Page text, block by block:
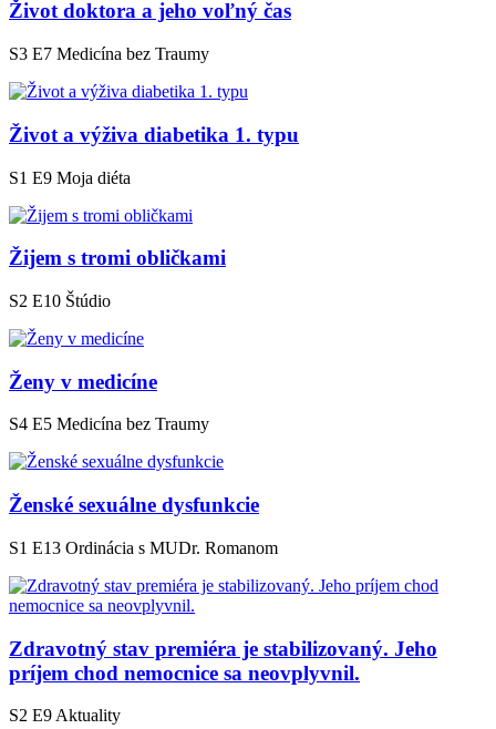
Život doktora a jeho voľný čas
S3 E7 Medicína bez Traumy
Život a výživa diabetika 1. typu
S1 E9 Moja diéta
Žijem s tromi obličkami
S2 E10 Štúdio
Ženy v medicíne
S4 E5 Medicína bez Traumy
Ženské sexuálne dysfunkcie
S1 E13 Ordinácia s MUDr. Romanom
Zdravotný stav premiéra je stabilizovaný. Jeho
príjem chod nemocnice sa neovplyvnil.
S2 E9 Aktuality